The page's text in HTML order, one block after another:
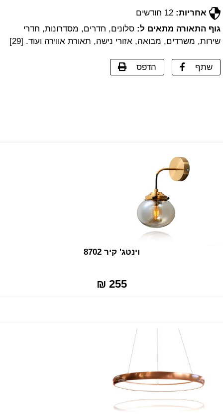
אחריות:
גוף התאורה מתאים ל: סלונים, חדרים, מסדרונות, חדרי
שירות, משרדים, מבואה, אזורי נישה, תאורת אווירה ועוד. [29]
שתף הדפס
וינטג' קיר 8702
255 ₪